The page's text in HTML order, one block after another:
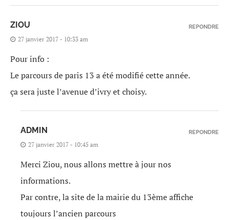
ZIOU
27 janvier 2017 - 10:33 am
Pour info :
Le parcours de paris 13 a été modifié cette année.
ça sera juste l’avenue d’ivry et choisy.
REPONDRE
ADMIN
27 janvier 2017 - 10:45 am
Merci Ziou, nous allons mettre à jour nos
informations.
Par contre, la site de la mairie du 13ème affiche
toujours l’ancien parcours
REPONDRE